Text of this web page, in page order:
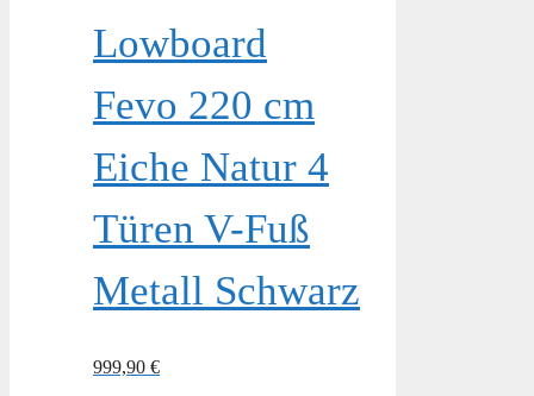
Lowboard
Fevo 220 cm
Eiche Natur 4
Türen V-Fuß
Metall Schwarz
999,90 €